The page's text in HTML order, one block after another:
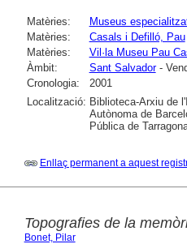
Matèries:
Museus
Matèries:
Casals i Defilló, Pau
Matèries:
Vil·la Museu Pau
Àmbit:
Sant Salvador-
Cronologia:
2001
Localització: Biblioteca-Arxiu de
Autònoma de
Pública de
Enllaç permanent a aquest
Topografies de la
Bonet, Pilar